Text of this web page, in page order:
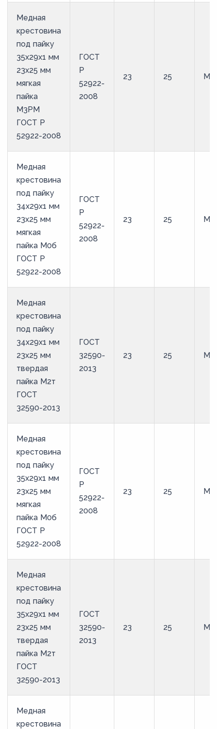
Медная
крестовина
под пайку
35х29х1 мм
23х25 мм
мягкая
пайка
М3РМ
ГОСТ Р
52922-2008
ГОСТ
Р
52922-
2008
23 25
Медная
крестовина
под пайку
34х29х1 мм
23х25 мм
мягкая
пайка М0б
ГОСТ Р
52922-2008
ГОСТ
Р
52922-
2008
23 25
Медная
крестовина
под пайку
34х29х1 мм
23х25 мм
твердая
пайка М2т
ГОСТ
32590-2013
ГОСТ
32590-
2013
23 25
Медная
крестовина
под пайку
35х29х1 мм
23х25 мм
мягкая
пайка М0б
ГОСТ Р
52922-2008
ГОСТ
Р
52922-
2008
23 25
Медная
крестовина
под пайку
35х29х1 мм
23х25 мм
твердая
пайка М2т
ГОСТ
32590-2013
ГОСТ
32590-
2013
23 25
Медная
крестовина